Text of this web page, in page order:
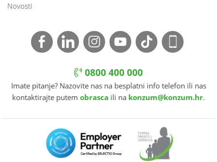
Novosti
0800 400 000
Imate pitanje? Nazovite nas na besplatni info telefon ili nas
kontaktirajte putem obrasca ili na konzum@konzum.hr.